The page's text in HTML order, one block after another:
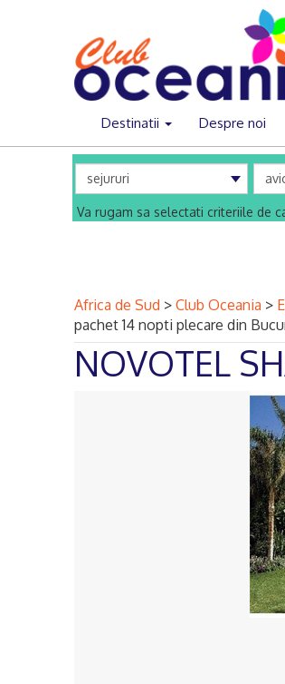
Destinatii Despre noi
Va rugam sa selectati criteriile de
Africa de Sud > Club Oceania >
pachet 14 nopti plecare din
NOVOTEL